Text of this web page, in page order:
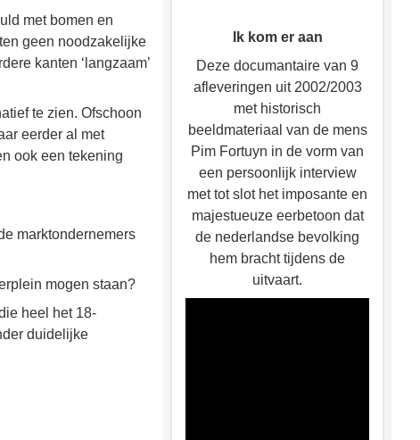
met bomen en
geen noodzakelijke
kanten ‘langzaam’
te zien. Ofschoon
eerder al met
ook een tekening
marktondernemers
mogen staan?
heel het 18-
duidelijke
Ik kom er aan
Deze documantaire van 9
afleveringen uit 2002/2003
met historisch
beeldmateriaal van de mens
Pim Fortuyn in de vorm van
een persoonlijk interview
met tot slot het imposante en
majestueuze eerbetoon dat
de nederlandse bevolking
hem bracht tijdens de
uitvaart.